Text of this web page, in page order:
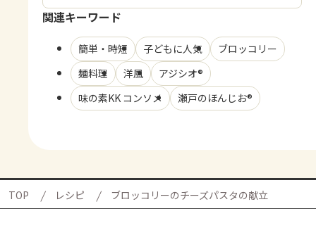
関連キーワード
簡単・時短 子どもに人気
ブロッコリー
麺料理
洋風
アジシオ®
味の素KK コンソメ
瀬戸のほんじお®
TOP レシピ ブロッコリーのチーズパスタの献立